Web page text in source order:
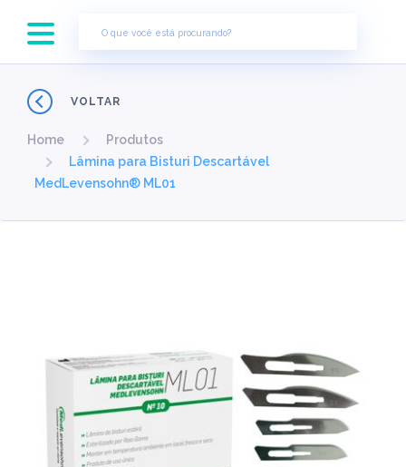
VOLTAR
Home
Produtos
Lâmina para Bisturi Descartável
MedLevensohn® ML01